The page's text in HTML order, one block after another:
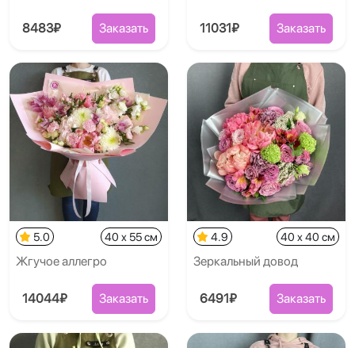
8483₽ Заказать 11031₽ Заказать
5.0 40 x 55 см
Жгучое аллегро
14044₽ Заказать
4.9 40 x 40 см
Зеркальный довод
6491₽ Заказать